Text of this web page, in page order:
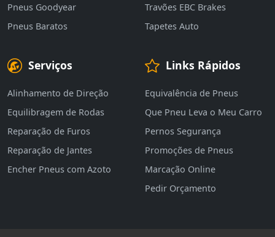
Pneus Goodyear
Pneus Baratos
Travões EBC Brakes
Tapetes Auto
Serviços
Alinhamento de Direção
Equilibragem de Rodas
Reparação de Furos
Reparação de Jantes
Encher Pneus com Azoto
Links Rápidos
Equivalência de Pneus
Que Pneu Leva o Meu Carro
Pernos Segurança
Promoções de Pneus
Marcação Online
Pedir Orçamento